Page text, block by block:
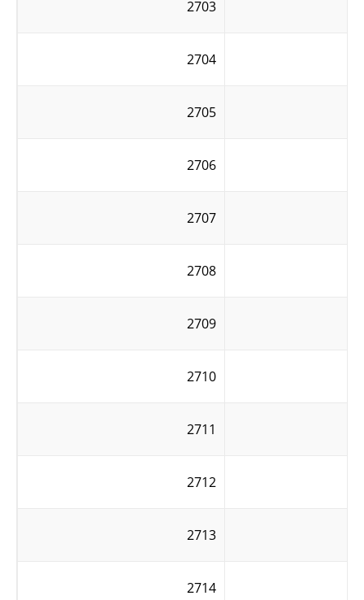
2703
2704
2705
2706
2707
2708
2709
2710
2711
2712
2713
2714